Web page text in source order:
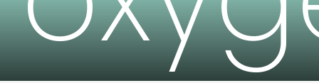
Canada, Français
Nederlands
Norway
Portugal